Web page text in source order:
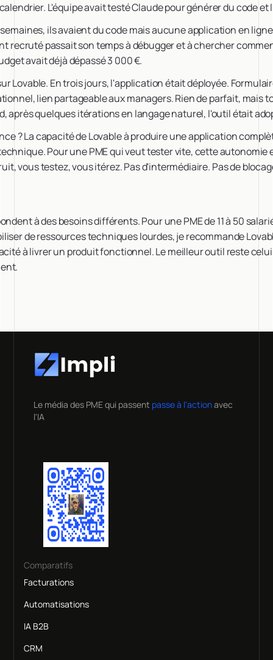
L'équipe avait testé Claude pour générer du code et
ils avaient du code mais aucune application en
recruté passait son temps à débugger et à chercher
avait déjà dépassé 3 000 €.
Lovable. En trois jours, l'application était déployée.
lien partageable aux managers. Rien de parfait, mais
après quelques itérations en langage naturel, l'outil était
? La capacité de Lovable à produire une application
Pour une PME qui veut tester vite, cette autonomie
vous testez, vous itérez. Pas d'intermédiaire. Pas de
à des besoins différents. Pour une PME de 11 à 50
de ressources techniques lourdes, je recommande
à livrer un produit fonctionnel. Le meilleur outil reste
Le média des PME qui passent passe à l'actionavec
l'IA
Comparatifs
Facturations
Automatisations
IA B2B
CRM